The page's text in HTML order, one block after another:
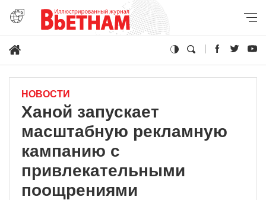
НОВОСТИ
Ханой запускает
масштабную рекламную
кампанию с
привлекательными
поощрениями